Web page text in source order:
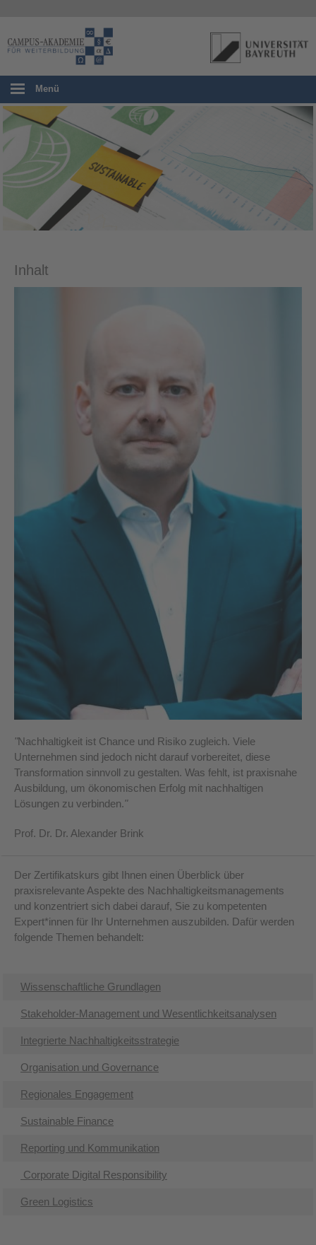
Menü
Inhalt
"Nachhaltigkeit ist Chance und Risiko zugleich. Viele
Unternehmen sind jedoch nicht darauf vorbereitet, diese
Transformation sinnvoll zu gestalten. Was fehlt, ist praxisnahe
Ausbildung, um ökonomischen Erfolg mit nachhaltigen
Lösungen zu verbinden."
Prof. Dr. Dr. Alexander Brink
Der Zertifikatskurs gibt Ihnen einen Überblick über
praxisrelevante Aspekte des Nachhaltigkeitsmanagements
und konzentriert sich dabei darauf, Sie zu kompetenten
Expert*innen für Ihr Unternehmen auszubilden. Dafür werden
folgende Themen behandelt:
Wissenschaftliche Grundlagen
Stakeholder-Management und Wesentlichkeitsanalysen
Integrierte Nachhaltigkeitsstrategie
Organisation und Governance
Regionales Engagement
Sustainable Finance
Reporting und Kommunikation
Corporate Digital Responsibility
Green Logistics